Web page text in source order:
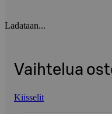
Ladataan...
Vaihtelua
Kiisselit